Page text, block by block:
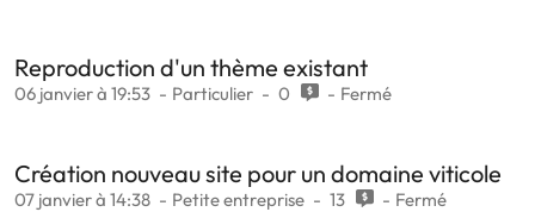
Reproduction d'un thème existant
06 janvier à 19:53 Particulier 0 Fermé
Création nouveau site pour un domaine viticole
07 janvier à 14:38 Petite entreprise 13 Fermé